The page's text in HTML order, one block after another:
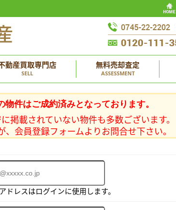
動産買取専門店
SELL
無料売却査定
ASSESSMENT
物件はご成約済みとなっております。
掲載されていない物件も多数ございます。
、会員登録フォームよりお問合せ下さい。
ドレスはログインに使用します。